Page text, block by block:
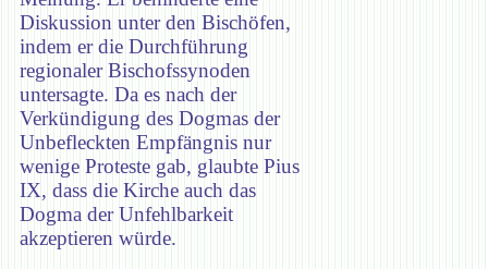
Diskussion unter den Bischöfen,
indem er die Durchführung
regionaler Bischofssynoden
untersagte. Da es nach der
Verkündigung des Dogmas der
Unbefleckten Empfängnis nur
wenige Proteste gab, glaubte Pius
IX, dass die Kirche auch das
Dogma der Unfehlbarkeit
akzeptieren würde.